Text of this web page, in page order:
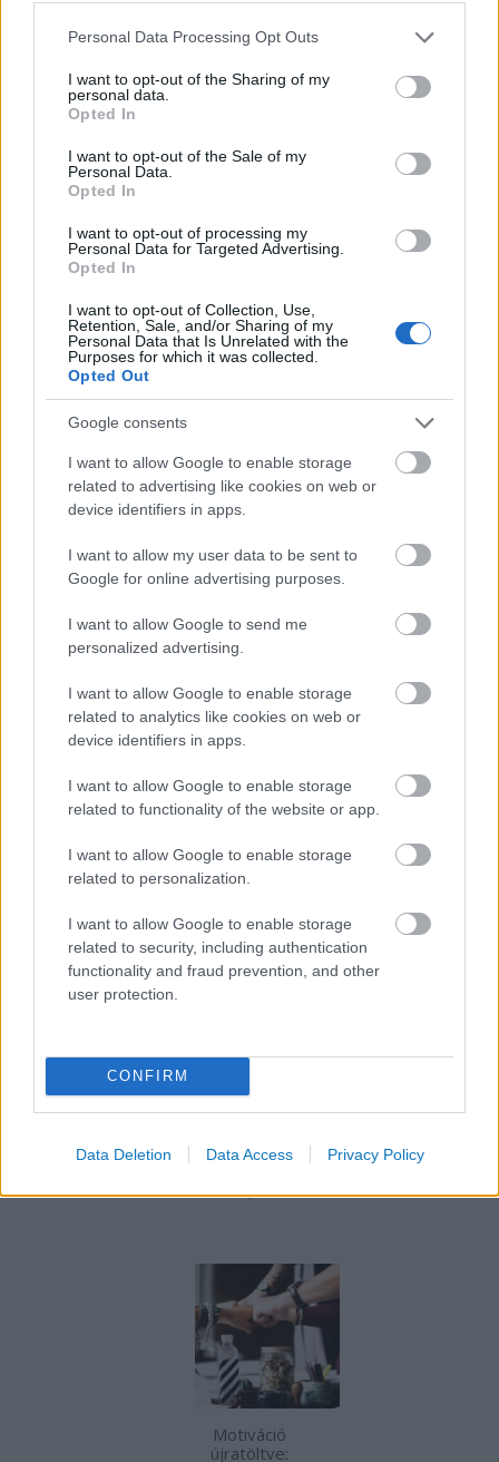
Please note that this website/app uses one or more Google
not limited to your visit or usage behaviour. You may click to
grant or deny consent to Google and its third-party tags to
use your data for below specified purposes in below Google
consent section.
Personal Data Processing Opt Outs
I want to opt-out of the Sharing of my
personal data.
Opted In
I want to opt-out of the Sale of my
Personal Data.
Opted In
I want to opt-out of processing my
Personal Data for Targeted Advertising.
Opted In
I want to opt-out of Collection, Use,
Retention, Sale, and/or Sharing of my
Personal Data that Is Unrelated with the
Purposes for which it was collected.
Opted Out
Google consents
I want to allow Google to enable storage
related to advertising like cookies on web or
device identifiers in apps.
I want to allow my user data to be sent to
Google for online advertising purposes.
I want to allow Google to send me
personalized advertising.
I want to allow Google to enable storage
related to analytics like cookies on web or
device identifiers in apps.
I want to allow Google to enable storage
related to functionality of the website or app.
I want to allow Google to enable storage
related to personalization.
I want to allow Google to enable storage
related to security, including authentication
functionality and fraud prevention, and other
user protection.
CONFIRM
Data Deletion Data Access Privacy Policy
Egy kategóriába se lehet sorolni, de ezen
Gyere a hűvösre! elnevezésű program, ami a
hétvége során többször megrendezésre kerül.
Igen, ez tényleg az, ami elsőre tűnik:
rabszállítóval elviszik az érdeklődőket a
börtöntúrát lehet tenni. Szabadulás után pedig
irány a koncertekre!
A koncertekből felesleges kiemelni bármit is: a
magyar könnyűzenei felhozatal apraja nagyja
megtalálja a saját ízlését a koncertek között.
Tetszik
g rejtett
i
Motiváció
újratöltve: